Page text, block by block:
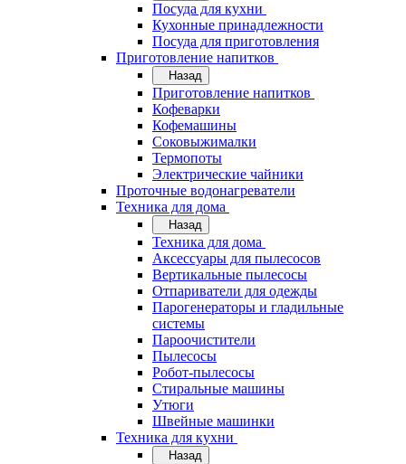
Посуда для кухни
Кухонные принадлежности
Посуда для приготовления
Приготовление напитков
Назад
Приготовление напитков
Кофеварки
Кофемашины
Соковыжималки
Термопоты
Электрические чайники
Проточные водонагреватели
Техника для дома
Назад
Техника для дома
Аксессуары для пылесосов
Вертикальные пылесосы
Отпариватели для одежды
Парогенераторы и гладильные
системы
Пароочистители
Пылесосы
Робот-пылесосы
Стиральные машины
Утюги
Швейные машинки
Техника для кухни
Назад